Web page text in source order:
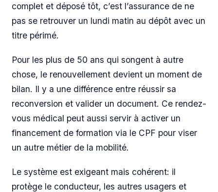
complet et déposé tôt, c’est l’assurance de ne
pas se retrouver un lundi matin au dépôt avec un
titre périmé.
Pour les plus de 50 ans qui songent à autre
chose, le renouvellement devient un moment de
bilan. Il y a une différence entre réussir sa
reconversion et valider un document. Ce rendez-
vous médical peut aussi servir à activer un
financement de formation via le CPF pour viser
un autre métier de la mobilité.
Le système est exigeant mais cohérent: il
protège le conducteur, les autres usagers et